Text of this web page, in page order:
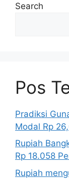
Search
Pos
Pradiksi
Modal Rp
Rupiah
Rp 18.058
Rupiah